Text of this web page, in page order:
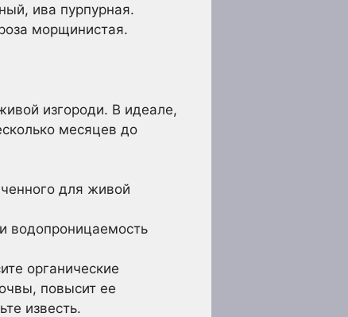
ива пурпурная.
морщинистая.
изгороди. В идеале,
месяцев до
для живой
водопроницаемость
органические
повысит ее
известь.